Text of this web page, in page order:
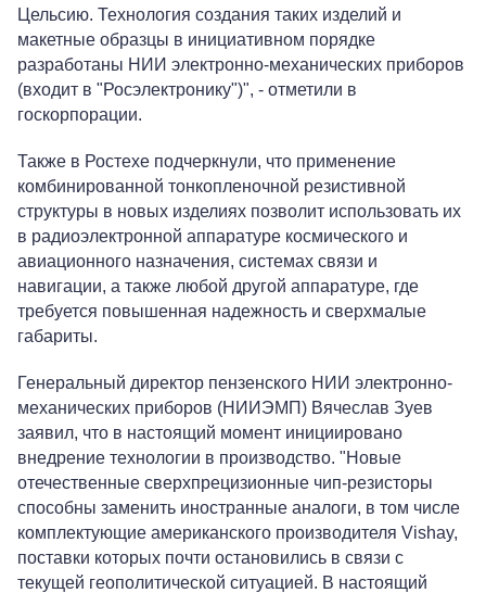
Цельсию. Технология создания таких изделий и
макетные образцы в инициативном порядке
разработаны НИИ электронно-механических приборов
(входит в "Росэлектронику")", - отметили в
госкорпорации.
Также в Ростехе подчеркнули, что применение
комбинированной тонкопленочной резистивной
структуры в новых изделиях позволит использовать их
в радиоэлектронной аппаратуре космического и
авиационного назначения, системах связи и
навигации, а также любой другой аппаратуре, где
требуется повышенная надежность и сверхмалые
габариты.
Генеральный директор пензенского НИИ электронно-
механических приборов (НИИЭМП) Вячеслав Зуев
заявил, что в настоящий момент инициировано
внедрение технологии в производство. "Новые
отечественные сверхпрецизионные чип-резисторы
способны заменить иностранные аналоги, в том числе
комплектующие американского производителя Vishay,
поставки которых почти остановились в связи с
текущей геополитической ситуацией. В настоящий